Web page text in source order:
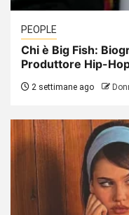
PEOPLE
Chi è Big Fish:
Produttore Hip-
2 settimane ago